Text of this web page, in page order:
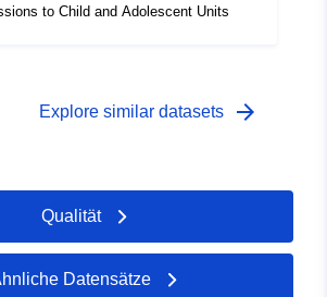
to Child and Adolescent Units
Explore similar datasets arrow_forward
Qualität
Datensätze